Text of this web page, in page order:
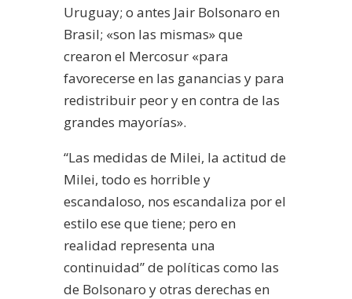
Uruguay; o antes Jair Bolsonaro en
Brasil; «son las mismas» que
crearon el Mercosur «para
favorecerse en las ganancias y para
redistribuir peor y en contra de las
grandes mayorías».
“Las medidas de Milei, la actitud de
Milei, todo es horrible y
escandaloso, nos escandaliza por el
estilo ese que tiene; pero en
realidad representa una
continuidad” de políticas como las
de Bolsonaro y otras derechas en